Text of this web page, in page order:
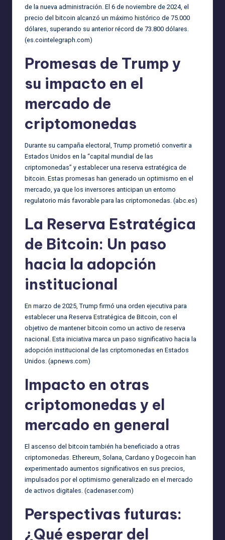
de la nueva administración. El 6 de noviembre de 2024, el
precio del bitcoin alcanzó un máximo histórico de 75.000
dólares, superando su anterior récord de 73.800 dólares.
(es.cointelegraph.com)
Promesas de Trump y
su impacto en el
mercado de
criptomonedas
Durante su campaña electoral, Trump prometió convertir a
Estados Unidos en la “capital mundial de las
criptomonedas” y establecer una reserva estratégica de
bitcoin. Estas promesas han generado un optimismo en el
mercado, ya que los inversores anticipan un entorno
regulatorio más favorable para las criptomonedas. (abc.es)
La Reserva Estratégica
de Bitcoin: Un paso
hacia la adopción
institucional
En marzo de 2025, Trump firmó una orden ejecutiva para
establecer una Reserva Estratégica de Bitcoin, con el
objetivo de mantener bitcoin como un activo de reserva
nacional. Esta iniciativa marca un paso significativo hacia la
adopción institucional de las criptomonedas en Estados
Unidos. (apnews.com)
Impacto en otras
criptomonedas y el
mercado en general
El ascenso del bitcoin también ha beneficiado a otras
criptomonedas. Ethereum, Solana, Cardano y Dogecoin han
experimentado aumentos significativos en sus precios,
impulsados por el optimismo generalizado en el mercado
de activos digitales. (cadenaser.com)
Perspectivas futuras:
¿Qué esperar del